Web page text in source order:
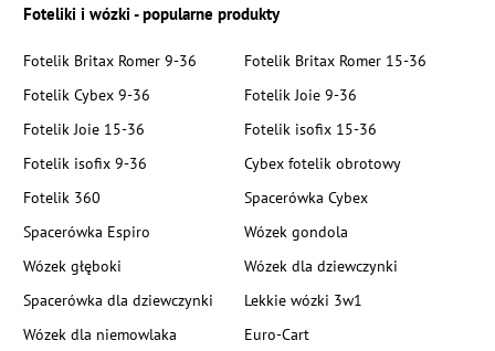
Foteliki i wózki - popularne produkty
Fotelik Britax Romer 9-36
Fotelik Britax Romer 15-36
Fotelik Cybex 9-36
Fotelik Joie 9-36
Fotelik Joie 15-36
Fotelik isofix 15-36
Fotelik isofix 9-36
Cybex fotelik obrotowy
Fotelik 360
Spacerówka Cybex
Spacerówka Espiro
Wózek gondola
Wózek głęboki
Wózek dla dziewczynki
Spacerówka dla dziewczynki
Lekkie wózki 3w1
Wózek dla niemowlaka
Euro-Cart